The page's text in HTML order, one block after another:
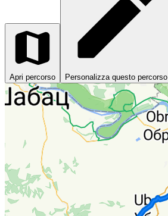
Apri percorso Personalizza questo percorso